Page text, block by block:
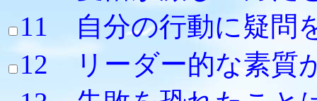
11 自分の行動に疑問
12 リーダー的な素質